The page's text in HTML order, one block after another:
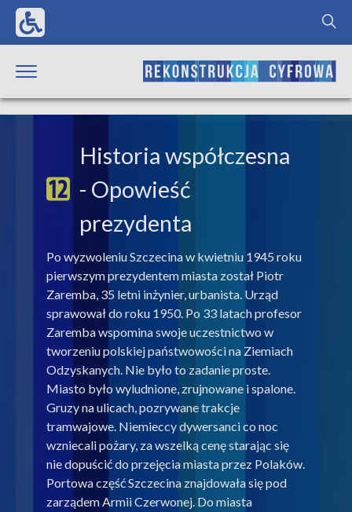
Historia współczesna
- Opowieść
prezydenta
Po wyzwoleniu Szczecina w kwietniu 1945 roku
pierwszym prezydentem miasta został Piotr
Zaremba, 35 letni inżynier, urbanista. Urząd
sprawował do roku 1950. Po 33 latach profesor
Zaremba wspomina swoje uczestnictwo w
tworzeniu polskiej państwowości na Ziemiach
Odzyskanych. Nie było to zadanie proste.
Miasto było wyludnione, zrujnowane i spalone.
Gruzy na ulicach, pozrywane trakcje
tramwajowe. Niemieccy dywersanci co noc
wzniecali pożary, za wszelką cenę starając się
nie dopuścić do przejęcia miasta przez Polaków.
Portowa część Szczecina znajdowała się pod
zarządem Armii Czerwonej. Do miasta